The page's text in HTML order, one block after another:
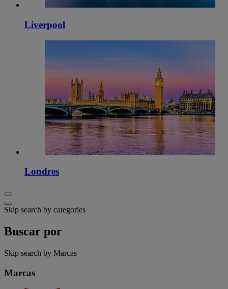
Liverpool
Londres
Skip search by categories
Buscar por
Skip search by Marcas
Marcas